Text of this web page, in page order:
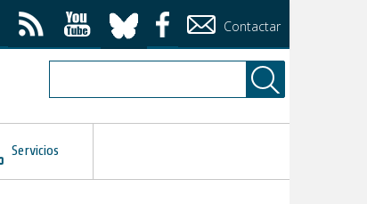
Contactar
Servicios